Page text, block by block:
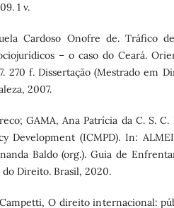
1 v.
Cardoso Onofre de. Tráfico
– o caso do Ceará.
270 f. Dissertação (Mestrado em
2007.
GAMA, Ana Patrícia da C. S.
Development (ICMPD). In:
Baldo (org.). Guia de
do Direito. Brasil, 2020.
O direito internacional: